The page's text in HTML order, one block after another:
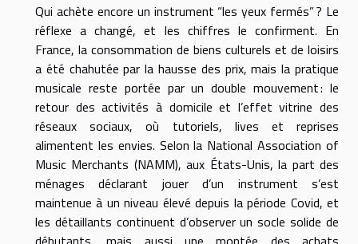
Qui achète encore un instrument “les yeux fermés” ? Le
réflexe a changé, et les chiffres le confirment. En
France, la consommation de biens culturels et de loisirs
a été chahutée par la hausse des prix, mais la pratique
musicale reste portée par un double mouvement : le
retour des activités à domicile et l’effet vitrine des
réseaux sociaux, où tutoriels, lives et reprises
alimentent les envies. Selon la National Association of
Music Merchants (NAMM), aux États-Unis, la part des
ménages déclarant jouer d’un instrument s’est
maintenue à un niveau élevé depuis la période Covid, et
les détaillants continuent d’observer un socle solide de